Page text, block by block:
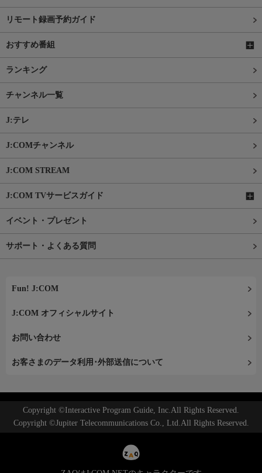
リモート録画予約ガイド
おすすめ番組
ランキング
チャンネル一覧
J:テレ
J:COMチャンネル
J:COM STREAM
J:COM TVサービスガイド
イベント・プレゼント
サポート・よくある質問
Fun! J:COM
J:COM オフィシャルサイト
お問い合わせ
お客さまのデータ利用･外部送信について
Copyright ©Interactive Program Guide, Inc.All Rights Reserved.
Copyright ©Jupiter Telecommunications Co., Ltd.All Rights Reserved.